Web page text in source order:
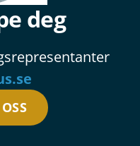
deg